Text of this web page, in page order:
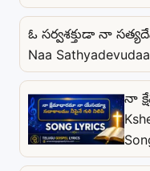
ఓ సర్వశక్తుడా నా
Naa
నా